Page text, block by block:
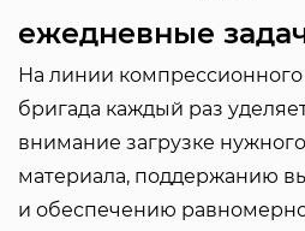
ежедневные
На линии
бригада каждый раз
внимание загрузке
материала, поддержанию
и обеспечению